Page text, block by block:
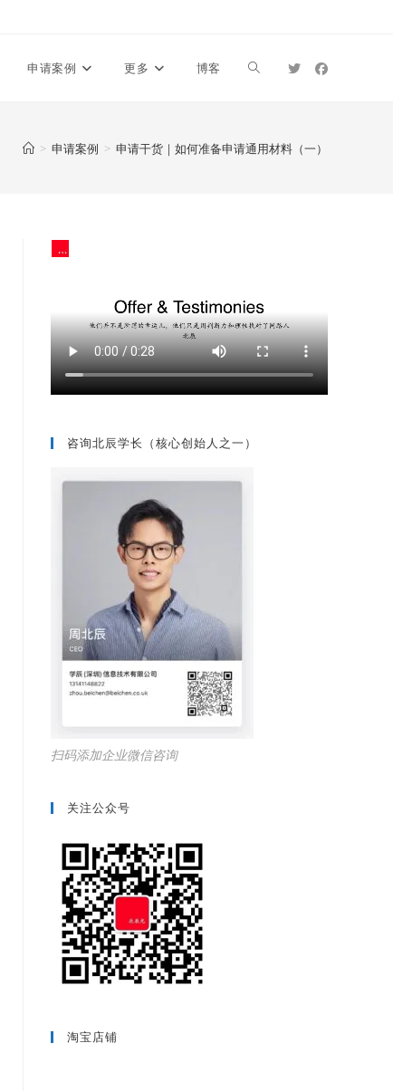
申请案例 更多 博客
> 申请案例 > 申请干货｜如何准备申请通用材料（一）
咨询北辰学长（核心创始人之一）
扫码添加企业微信咨询
关注公众号
淘宝店铺